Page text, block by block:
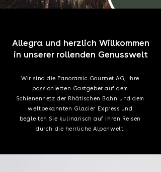
Allegra und herzlich Willkommen
in unserer rollenden Genusswelt
Wir sind die Panoramic Gourmet AG, Ihre
passionierten Gastgeber auf dem
Schienennetz der Rhätischen Bahn und dem
weltbekannten Glacier Express und
begleiten Sie kulinarisch auf Ihren Reisen
durch die herrliche Alpenwelt.